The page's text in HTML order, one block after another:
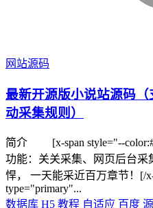
网站源码
最新开源版小说站源码
动采集规则）
简介 [x-span style="--
功能：关关采集、网页后台
悍， 一天能采近百万章节！
type="primary"...
数据库 H5 教程 自适应 百度